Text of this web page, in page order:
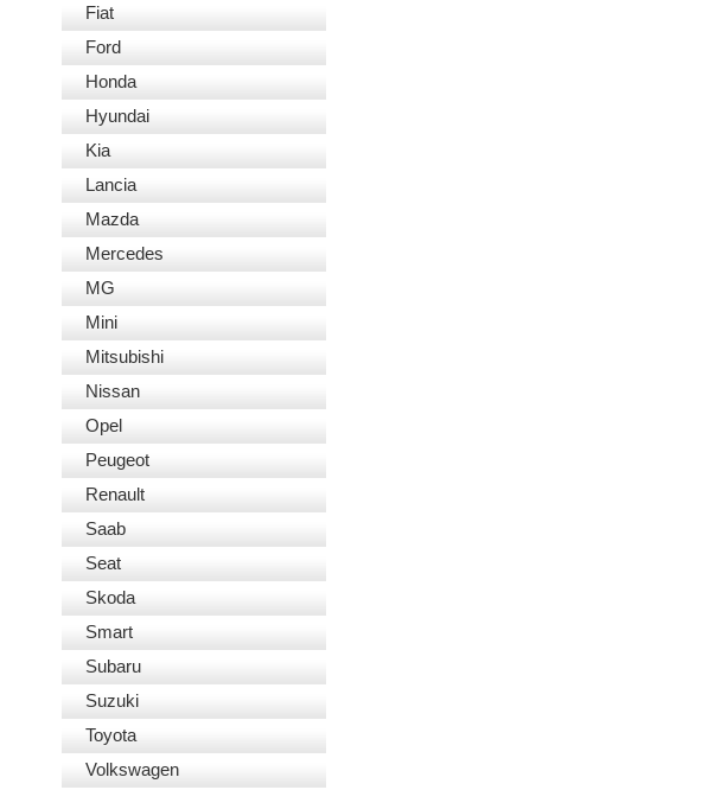
Fiat
Ford
Honda
Hyundai
Kia
Lancia
Mazda
Mercedes
MG
Mini
Mitsubishi
Nissan
Opel
Peugeot
Renault
Saab
Seat
Skoda
Smart
Subaru
Suzuki
Toyota
Volkswagen